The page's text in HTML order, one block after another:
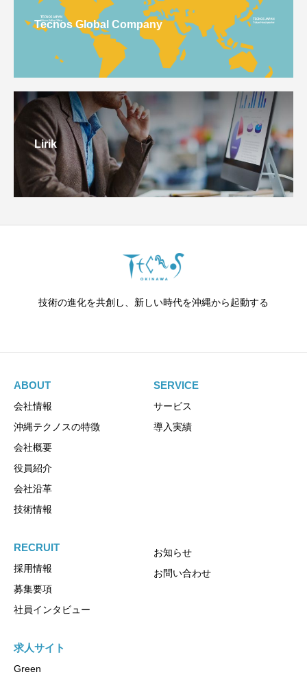
Tecnos Global Company
Lirik
技術の進化を共創し、新しい時代を沖縄から起動する
ABOUT
会社情報
沖縄テクノスの特徴
会社概要
役員紹介
会社沿革
技術情報
SERVICE
サービス
導入実績
RECRUIT
採用情報
募集要項
社員インタビュー
お知らせ
お問い合わせ
求人サイト
Green